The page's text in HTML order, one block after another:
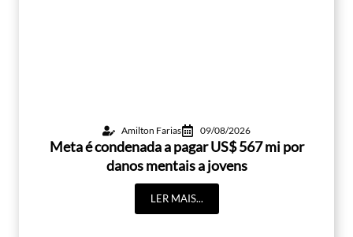
Amilton Farias 09/08/2026
Meta é condenada a pagar US$ 567 mi por
danos mentais a jovens
LER MAIS...